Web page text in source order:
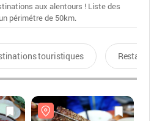
aux alentours ! Liste des
périmétre de 50km.
touristiques Restaurants